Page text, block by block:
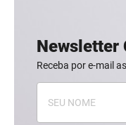
Newsletter
Receba por e-mail